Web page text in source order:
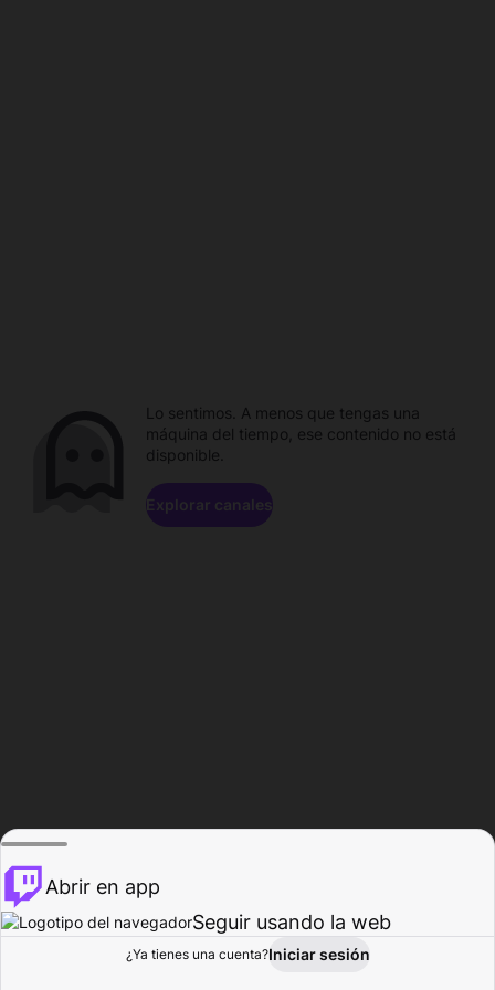
Explorar Actividad
Lo sentimos. A menos que tengas una
máquina del tiempo, ese contenido no está
disponible.
Explorar canales
Abrir en app
Seguir usando la web
¿Ya tienes una cuenta?Iniciar sesión